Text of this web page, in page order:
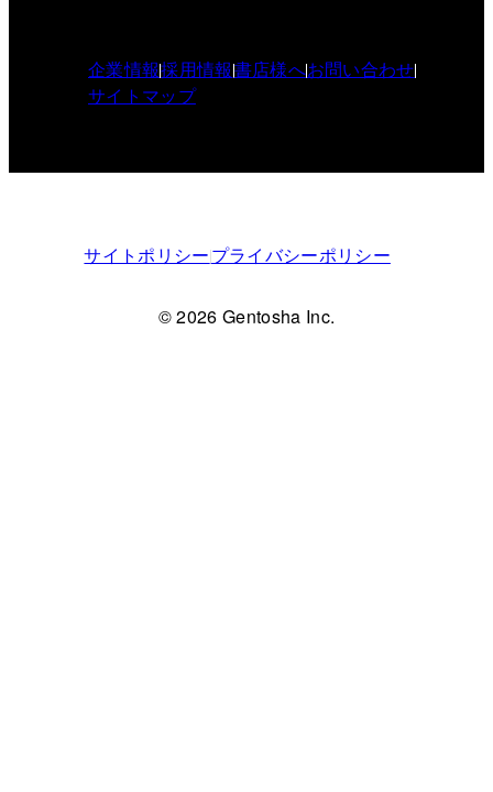
企業情報採用情報書店様へお問い合わせ
サイトマップ
サイトポリシープライバシーポリシー
© 2026 Gentosha Inc.